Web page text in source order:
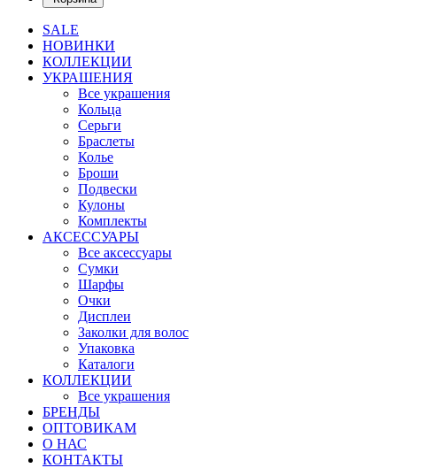
SALE
НОВИНКИ
КОЛЛЕКЦИИ
УКРАШЕНИЯ
Все украшения
Кольца
Серьги
Браслеты
Колье
Броши
Подвески
Кулоны
Комплекты
АКСЕССУАРЫ
Все аксессуары
Сумки
Шарфы
Очки
Дисплеи
Заколки для волос
Упаковка
Каталоги
КОЛЛЕКЦИИ
Все украшения
БРЕНДЫ
ОПТОВИКАМ
О НАС
КОНТАКТЫ